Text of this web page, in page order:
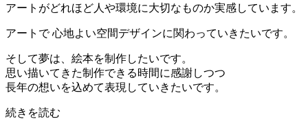
アートがどれほど人や環境に大切なものか実感しています。
アートで 心地よい空間デザインに関わっていきたいです。
そして夢は、絵本を制作したいです。
思い描いてきた制作できる時間に感謝しつつ
長年の想いを込めて表現していきたいです。
続きを読む